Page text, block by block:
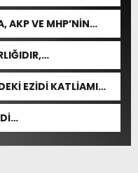
AKP VE MHP’NİN
EZİDİ KATLİAMI